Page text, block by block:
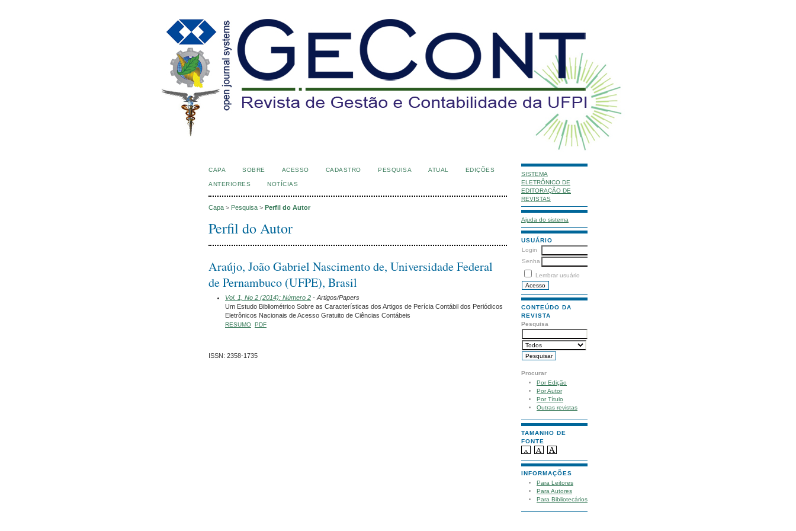
SISTEMA
ELETRÔNICO DE
EDITORAÇÃO DE
REVISTAS
Ajuda do sistema
USUÁRIO
Login
Senha
Lembrar usuário
CONTEÚDO DA
REVISTA
Pesquisa
Procurar
Por Edição
Por Autor
Por Título
Outras revistas
TAMANHO DE
FONTE
INFORMAÇÕES
Para Leitores
Para Autores
Para Bibliotecários
CAPA SOBRE ACESSO CADASTRO PESQUISA ATUAL EDIÇÕES
ANTERIORES NOTÍCIAS
Capa > Pesquisa > Perfil do Autor
Perfil do Autor
Araújo, João Gabriel Nascimento de, Universidade Federal
de Pernambuco (UFPE), Brasil
Vol. 1, No 2 (2014): Número 2 - Artigos/Papers
Um Estudo Bibliométrico Sobre as Características dos Artigos de Perícia Contábil dos Periódicos
Eletrônicos Nacionais de Acesso Gratuito de Ciências Contábeis
RESUMO PDF
ISSN: 2358-1735